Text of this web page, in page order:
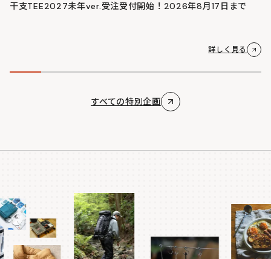
干支TEE2027未年ver.受注受付開始！2026年8月17日まで
詳しく見る
すべての特別企画